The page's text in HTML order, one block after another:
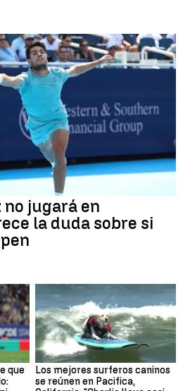
jugará en
la duda sobre si
que
Los mejores surferos caninos
se reúnen en Pacifica,